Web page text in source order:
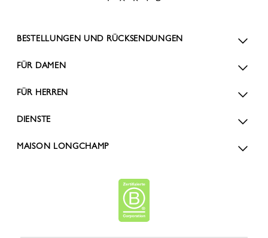
BESTELLUNGEN UND RÜCKSENDUNGEN
FÜR DAMEN
FÜR HERREN
DIENSTE
MAISON LONGCHAMP